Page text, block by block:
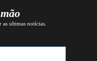
ultimas notícias.